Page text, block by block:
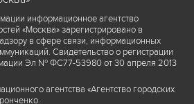
информационное агентство
«Москва» зарегистрировано в
в сфере связи, информационных
Свидетельство о регистрации
Эл № ФС77-53980 от 30 апреля 2013
агентства «Агентство городских